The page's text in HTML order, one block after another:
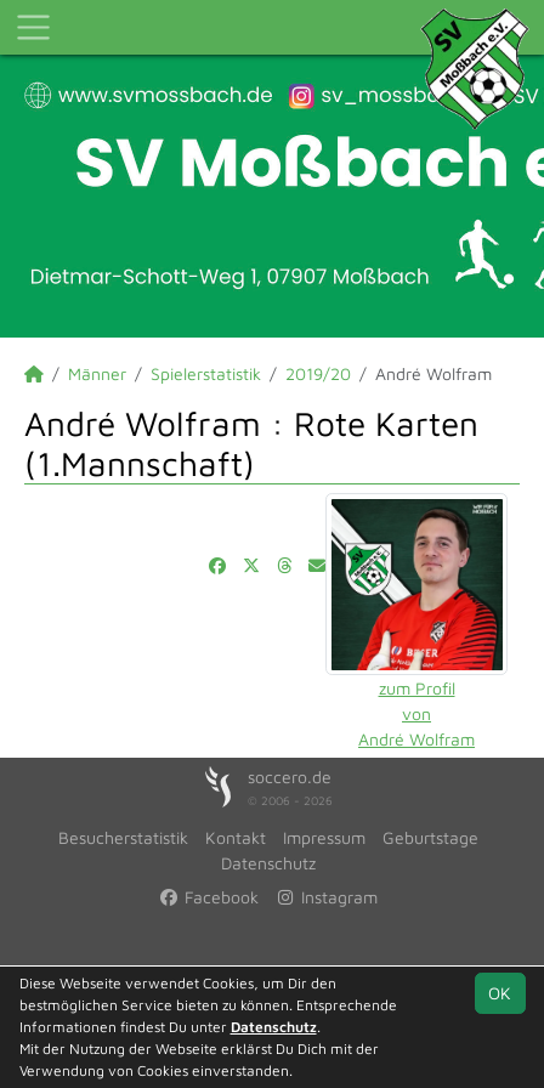
Männer Spielerstatistik 2019/20 André Wolfram
André Wolfram : Rote Karten
(1.Mannschaft)
zum Profil
von
André Wolfram
soccero.de
© 2006 - 2026
Besucherstatistik Kontakt Impressum
Geburtstage
Datenschutz
Facebook
Instagram
OK
Diese Webseite verwendet Cookies, um Dir den
bestmöglichen Service bieten zu können. Entsprechende
Informationen findest Du unter Datenschutz.
Mit der Nutzung der Webseite erklärst Du Dich mit der
Verwendung von Cookies einverstanden.